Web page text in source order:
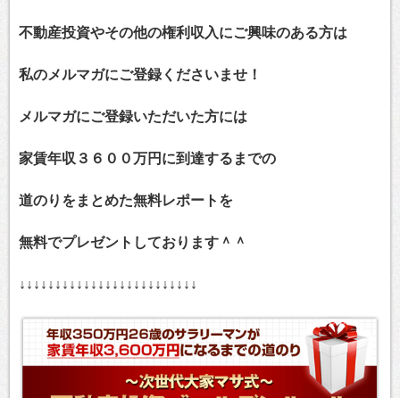
不動産投資やその他の権利収入にご興味のある方は
私のメルマガにご登録くださいませ！
メルマガにご登録いただいた方には
家賃年収３６００万円に到達するまでの
道のりをまとめた無料レポートを
無料でプレゼントしております＾＾
↓↓↓↓↓↓↓↓↓↓↓↓↓↓↓↓↓↓↓↓↓↓↓↓↓